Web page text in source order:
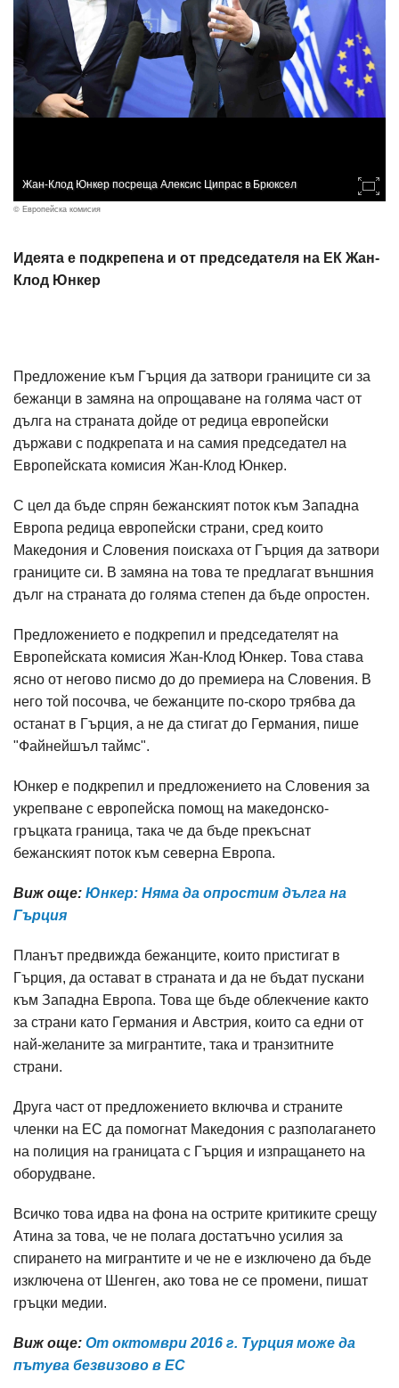
Жан-Клод Юнкер посреща Алексис Ципрас в Брюксел
© Европейска комисия
Идеята е подкрепена и от председателя на ЕК Жан-
Клод Юнкер
Предложение към Гърция да затвори границите си за
бежанци в замяна на опрощаване на голяма част от
дълга на страната дойде от редица европейски
държави с подкрепата и на самия председател на
Европейската комисия Жан-Клод Юнкер.
С цел да бъде спрян бежанският поток към Западна
Европа редица европейски страни, сред които
Македония и Словения поискаха от Гърция да затвори
границите си. В замяна на това те предлагат външния
дълг на страната до голяма степен да бъде опростен.
Предложението е подкрепил и председателят на
Европейската комисия Жан-Клод Юнкер. Това става
ясно от негово писмо до до премиера на Словения. В
него той посочва, че бежанците по-скоро трябва да
останат в Гърция, а не да стигат до Германия, пише
"Файнейшъл таймс".
Юнкер е подкрепил и предложението на Словения за
укрепване с европейска помощ на македонско-
гръцката граница, така че да бъде прекъснат
бежанският поток към северна Европа.
Виж още: Юнкер: Няма да опростим дълга на
Гърция​
Планът предвижда бежанците, които пристигат в
Гърция, да остават в страната и да не бъдат пускани
към Западна Европа. Това ще бъде облекчение както
за страни като Германия и Австрия, които са едни от
най-желаните за мигрантите, така и транзитните
страни.
Друга част от предложението включва и страните
членки на ЕС да помогнат Македония с разполагането
на полиция на границата с Гърция и изпращането на
оборудване.
Всичко това идва на фона на острите критиките срещу
Атина за това, че не полага достатъчно усилия за
спирането на мигрантите и че не е изключено да бъде
изключена от Шенген, ако това не се промени, пишат
гръцки медии.
Виж още: От октомври 2016 г. Турция може да
пътува безвизово в ЕС​